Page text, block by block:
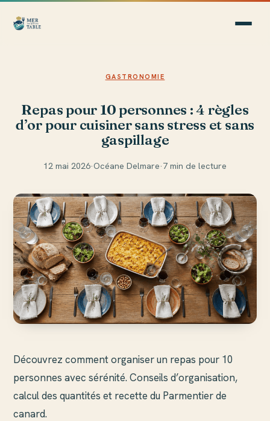
GASTRONOMIE
Repas pour 10 personnes : 4 règles
d’or pour cuisiner sans stress et sans
gaspillage
12 mai 2026·Océane Delmare·7 min de lecture
Découvrez comment organiser un repas pour 10
personnes avec sérénité. Conseils d’organisation,
calcul des quantités et recette du Parmentier de
canard.